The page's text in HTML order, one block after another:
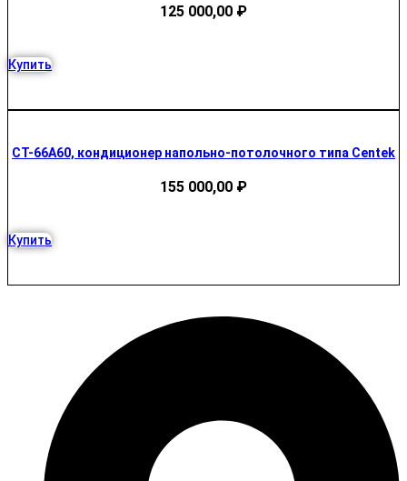
125 000,00 ₽
Купить
CT-66A60, кондиционер напольно-потолочного типа Centek
155 000,00 ₽
Купить